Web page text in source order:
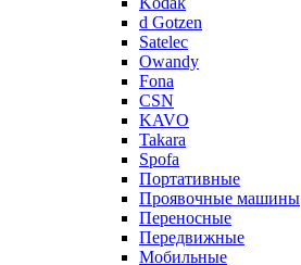
d Gotzen
Satelec
Owandy
Fona
CSN
KAVO
Takara
Spofa
Портативные
Проявочные машины
Переносные
Передвижные
Мобильные